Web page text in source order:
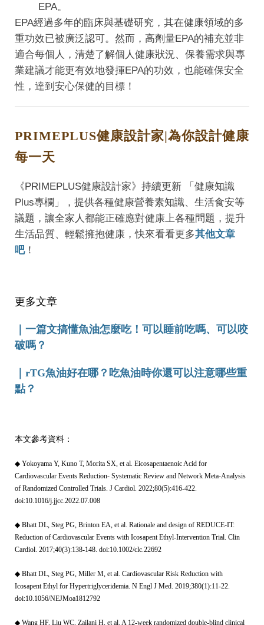
EPA。
EPA經過多年的臨床與基礎研究，其在健康領域的多
重功效已被廣泛認可。然而，高劑量EPA的補充並非
適合每個人，清楚了解個人健康狀況、保養需求與專
業建議才能更有效地發揮EPA的功效，也能確保安全
性，達到安心保健的目標！
PRIMEPLUS健康設計家|為你設計健康
每一天
《PRIMEPLUS健康設計家》持續更新 「健康知識
Plus專欄」，提供各種健康營養素知識、生活食安等
議題，讓全家人都能正確應對健康上各種問題，提升
生活品質、輕鬆擁抱健康，快來看看更多其他文章
吧！
更多文章
一篇文搞懂魚油怎麼吃！可以睡前吃嗎、可以咬
破嗎？
rTG魚油好在哪？吃魚油時你還可以注意哪些重
點？
本文參考資料：
◆ Yokoyama Y, Kuno T, Morita SX, et al. Eicosapentaenoic Acid for
Cardiovascular Events Reduction- Systematic Review and Network Meta-Analysis
of Randomized Controlled Trials. J Cardiol. 2022;80(5):416-422.
doi:10.1016/j.jjcc.2022.07.008
◆ Bhatt DL, Steg PG, Brinton EA, et al. Rationale and design of REDUCE-IT:
Reduction of Cardiovascular Events with Icosapent Ethyl-Intervention Trial. Clin
Cardiol. 2017;40(3):138-148. doi:10.1002/clc.22692
◆ Bhatt DL, Steg PG, Miller M, et al. Cardiovascular Risk Reduction with
Icosapent Ethyl for Hypertriglyceridemia. N Engl J Med. 2019;380(1):11-22.
doi:10.1056/NEJMoa1812792
◆ Wang HF, Liu WC, Zailani H, et al. A 12-week randomized double-blind clinical